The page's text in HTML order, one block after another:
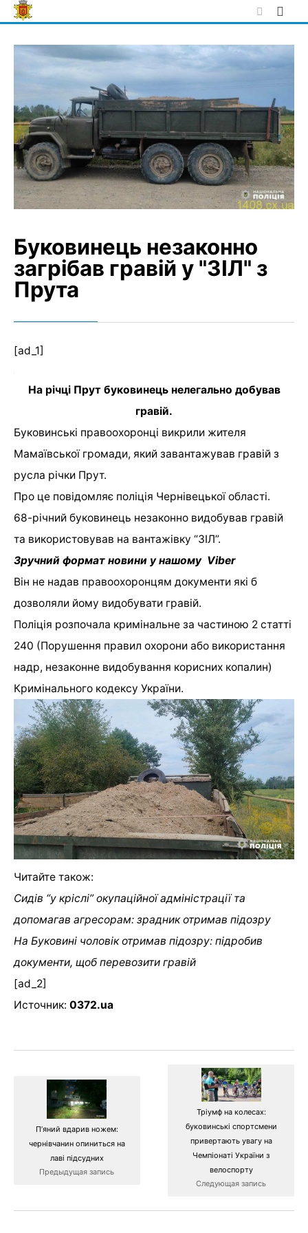
Skip
to
Буковинець незаконно
загрібав гравій у "ЗІЛ" з
Прута
[ad_1]
На річці Прут буковинець нелегально добував
гравій.
Буковинські правоохоронці викрили жителя
Мамаївської громади, який завантажував гравій з
русла річки Прут.
Про це повідомляє поліція Чернівецької області.
68-річний буковинець незаконно видобував гравій
та використовував на вантажівку “ЗІЛ”.
Зручний формат новини у нашому Viber
Він не надав правоохоронцям документи які б
дозволяли йому видобувати гравій.
Поліція розпочала кримінальне за частиною 2 статті
240 (Порушення правил охорони або використання
надр, незаконне видобування корисних копалин)
Кримінального кодексу України.
Читайте також:
Сидів “у кріслі” окупаційної адміністрації та
допомагав агресорам: зрадник отримав підозру
На Буковині чоловік отримав підозру: підробив
документи, щоб перевозити гравій
[ad_2]
Источник: 0372.ua
П’яний вдарив ножем:
чернівчанин опиниться на
лаві підсудних
Предыдущая запись
Тріумф на колесах:
буковинські спортсмени
привертають увагу на
Чемпіонаті України з
велоспорту
Следующая запись